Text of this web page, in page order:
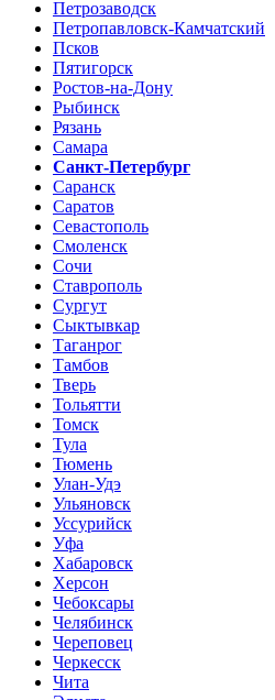
Петрозаводск
Петропавловск-Камчатский
Псков
Пятигорск
Ростов-на-Дону
Рыбинск
Рязань
Самара
Санкт-Петербург
Саранск
Саратов
Севастополь
Смоленск
Сочи
Ставрополь
Сургут
Сыктывкар
Таганрог
Тамбов
Тверь
Тольятти
Томск
Тула
Тюмень
Улан-Удэ
Ульяновск
Уссурийск
Уфа
Хабаровск
Херсон
Чебоксары
Челябинск
Череповец
Черкесск
Чита